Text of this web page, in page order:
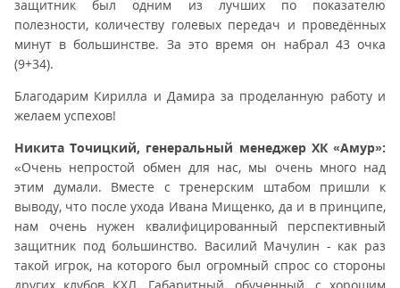
защитник был одним из лучших по показателю
полезности, количеству голевых передач и проведённых
минут в большинстве. За это время он набрал 43 очка
(9+34).
Благодарим Кирилла и Дамира за проделанную работу и
желаем успехов!
Никита Точицкий, генеральный менеджер ХК «Амур»:
«Очень непростой обмен для нас, мы очень много над
этим думали. Вместе с тренерским штабом пришли к
выводу, что после ухода Ивана Мищенко, да и в принципе,
нам очень нужен квалифицированный перспективный
защитник под большинство. Василий Мачулин - как раз
такой игрок, на которого был огромный спрос со стороны